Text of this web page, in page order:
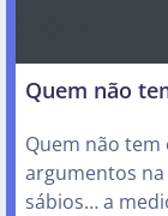
Quem não
Quem não
argumentos
sábios… a